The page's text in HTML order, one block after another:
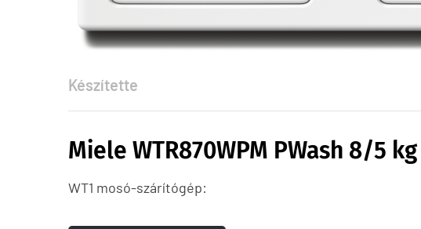
Készítette
Miele WTR870WPM PWash 8/5 kg
WT1 mosó-szárítógép: